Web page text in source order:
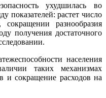
ухудшилась во
показателей: растет число
разнообразия
получения достаточного
населения
таких механизмах
и сокращение расходов на